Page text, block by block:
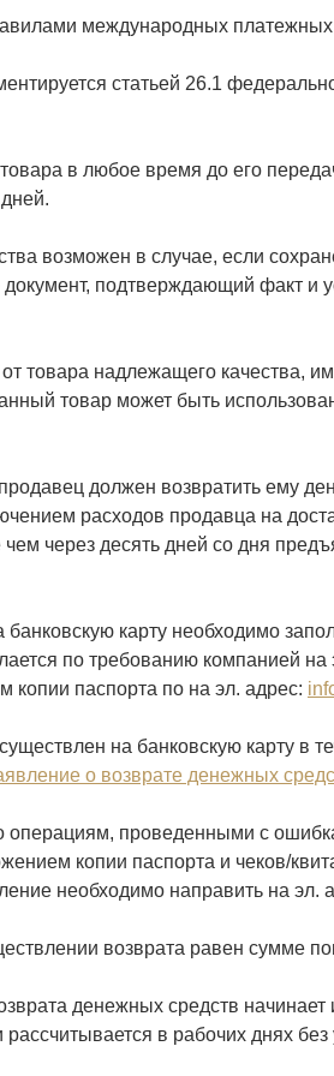
международных
статьей 26.1
в любое время до его
возможен в случае, если
документ, подтверждающий факт и
от товара надлежащего качества,
товар может быть
должен возвратить ему
расходов продавца на
через десять дней со дня
карту необходимо
по требованию компанией на
копии паспорта по на эл. адрес:
на банковскую карту в
о возврате денежных
операциям, проведенными с
копии паспорта и чеков/
необходимо направить на эл.
возврата равен сумме
денежных средств начинает
в рабочих днях